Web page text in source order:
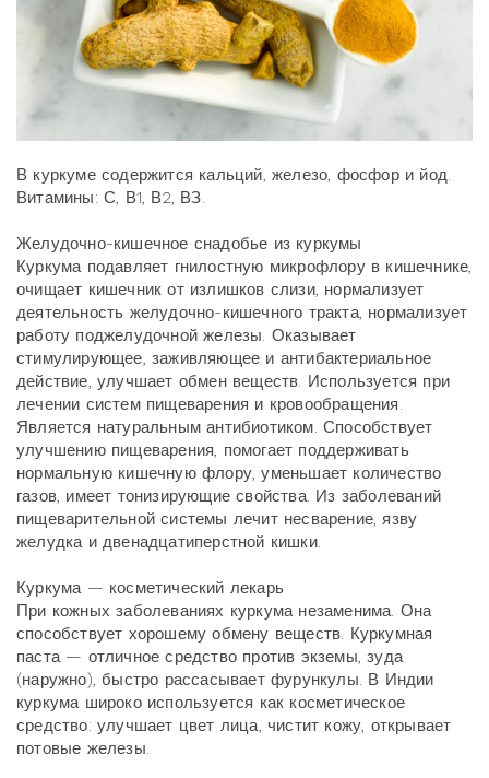
В куркуме содержится кальций, железо, фосфор и йод.
Витамины: С, В1, В2, ВЗ.
Желудочно-кишечное снадобье из куркумы
Куркума подавляет гнилостную микрофлору в кишечнике,
очищает кишечник от излишков слизи, нормализует
деятельность желудочно-кишечного тракта, нормализует
работу поджелудочной железы. Оказывает
стимулирующее, заживляющее и антибактериальное
действие, улучшает обмен веществ. Используется при
лечении систем пищеварения и кровообращения.
Является натуральным антибиотиком. Способствует
улучшению пищеварения, помогает поддерживать
нормальную кишечную флору, уменьшает количество
газов, имеет тонизирующие свойства. Из заболеваний
пищеварительной системы лечит несварение, язву
желудка и двенадцатиперстной кишки.
Куркума — косметический лекарь
При кожных заболеваниях куркума незаменима. Она
способствует хорошему обмену веществ. Куркумная
паста — отличное средство против экземы, зуда
(наружно), быстро рассасывает фурункулы. В Индии
куркума широко используется как косметическое
средство: улучшает цвет лица, чистит кожу, открывает
потовые железы.